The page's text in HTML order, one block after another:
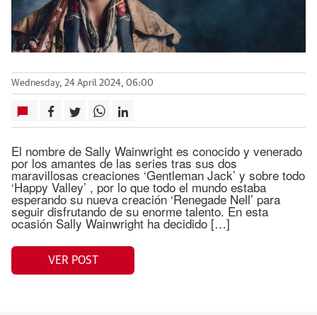
Wednesday, 24 April 2024, 06:00
El nombre de Sally Wainwright es conocido y venerado
por los amantes de las series tras sus dos
maravillosas creaciones ‘Gentleman Jack’ y sobre todo
‘Happy Valley’ , por lo que todo el mundo estaba
esperando su nueva creación ‘Renegade Nell’ para
seguir disfrutando de su enorme talento. En esta
ocasión Sally Wainwright ha decidido […]
VER POST